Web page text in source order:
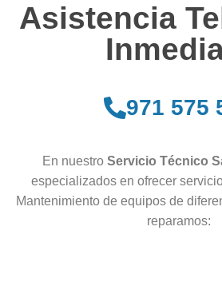
Asistencia
971 575
En nuestro Servicio Técnico
especializados en ofrecer
Mantenimiento de equipos de
reparamos: